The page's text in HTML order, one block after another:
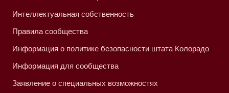
Интеллектуальная собственность
Правила сообщества
Информация о политике безопасности штата Колорадо
Информация для сообщества
Заявление о специальных возможностях